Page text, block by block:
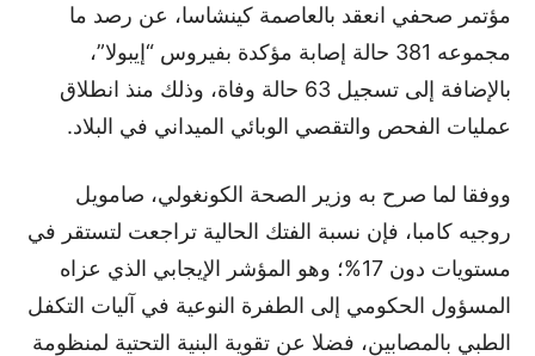
مؤتمر صحفي انعقد بالعاصمة كينشاسا، عن رصد ما
مجموعه 381 حالة إصابة مؤكدة بفيروس “إيبولا”،
بالإضافة إلى تسجيل 63 حالة وفاة، وذلك منذ انطلاق
عمليات الفحص والتقصي الوبائي الميداني في البلاد.
ووفقا لما صرح به وزير الصحة الكونغولي، صامويل
روجيه كامبا، فإن نسبة الفتك الحالية تراجعت لتستقر في
مستويات دون 17%؛ وهو المؤشر الإيجابي الذي عزاه
المسؤول الحكومي إلى الطفرة النوعية في آليات التكفل
الطبي بالمصابين، فضلا عن تقوية البنية التحتية لمنظومة